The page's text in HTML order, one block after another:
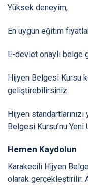
Yüksek deneyim,
En uygun eğitim
E-devlet onaylı belge
Hijyen Belgesi Kursu
geliştirebilirsiniz.
Hijyen
Belgesi Kursu’nu Yeni
Hemen Kaydolun
Karakecili Hijyen
olarak gerçekleştirilir.